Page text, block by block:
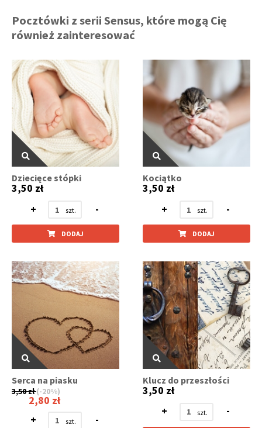
Pocztówki z serii Sensus, które mogą Cię
również zainteresować
Dziecięce stópki
3,50 zł
+
-
DODAJ
Kociątko
3,50 zł
+
-
DODAJ
Serca na piasku
3,50 zł (-20%)
2,80 zł
+
-
Klucz do przeszłości
3,50 zł
+
-